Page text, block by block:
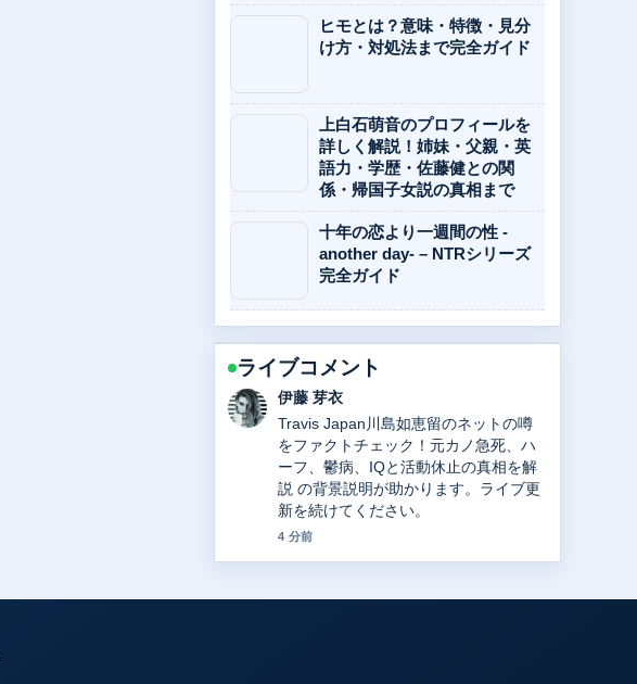
ヒモとは？意味・特徴・見分
け方・対処法まで完全ガイド
上白石萌音のプロフィールを
詳しく解説！姉妹・父親・英
語力・学歴・佐藤健との関
係・帰国子女説の真相まで
十年の恋より一週間の性 -
another day- – NTRシリーズ
完全ガイド
ライブコメント
鈴木 蒼
中日ドラゴンズ高橋宏斗の現在｜年俸2
億円の内訳、WBC2大会連続最年少記
録、2025年成績を徹底解説 の報道は丁
寧で、流れを追いやすいです。
6 分前